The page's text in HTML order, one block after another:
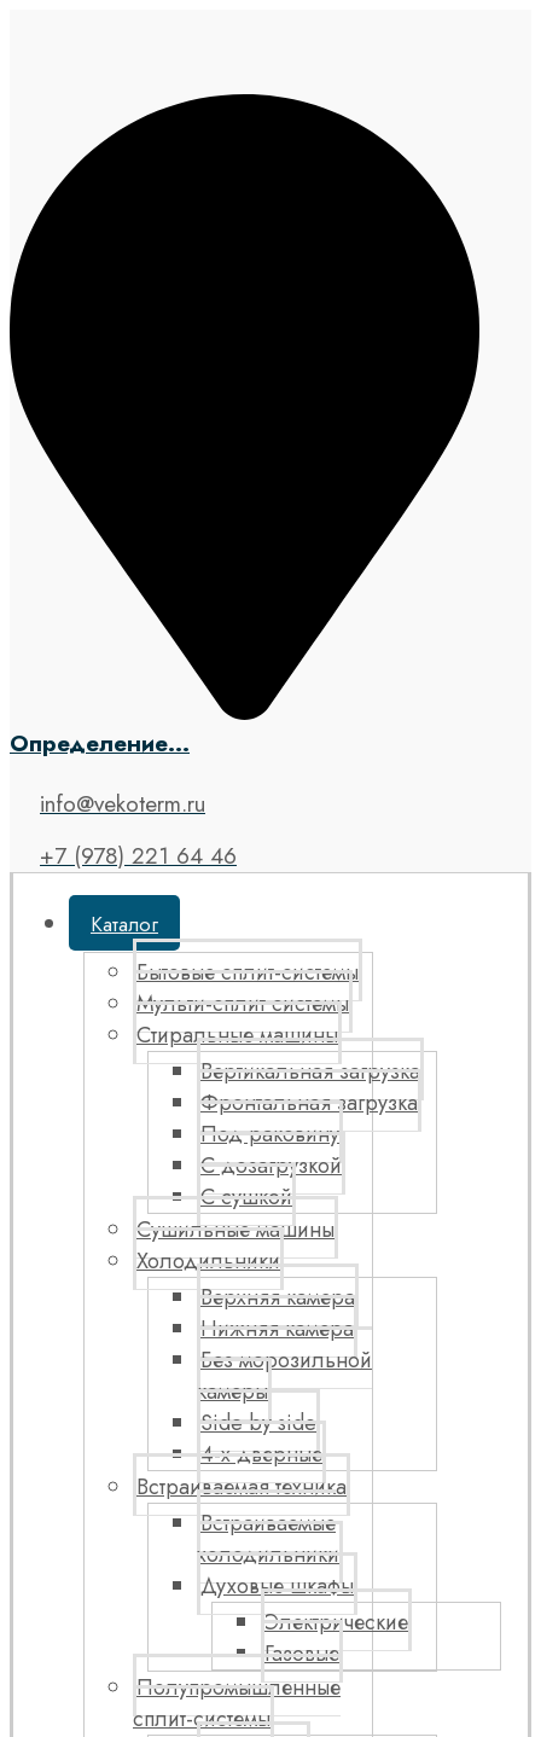
Определение...
info@vekoterm.ru
+7 (978) 221 64 46
Каталог
Бытовые сплит-системы
Мульти-сплит системы
Стиральные машины
Вертикальная загрузка
Фронтальная загрузка
Под раковину
С дозагрузкой
С сушкой
Сушильные машины
Холодильники
Верхняя камера
Нижняя камера
Без морозильной
камеры
Side by side
4-х дверные
Встраиваемая техника
Встраиваемые
холодильники
Духовые шкафы
Электрические
Газовые
Полупромышленные
сплит-системы